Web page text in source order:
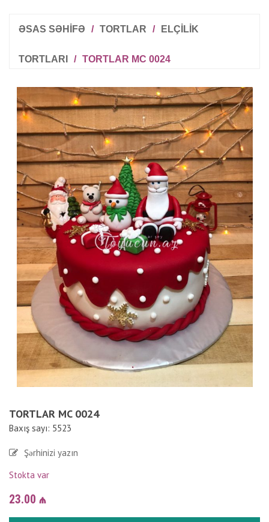
ƏSAS SƏHİFƏ / TORTLAR / ELÇILIK
TORTLARI / TORTLAR MC 0024
TORTLAR MC 0024
Baxış sayı: 5523
Şərhinizi yazın
Stokta var
23.00 ₼